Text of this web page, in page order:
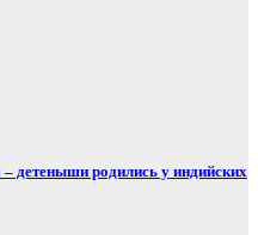
детеныши родились у индийских